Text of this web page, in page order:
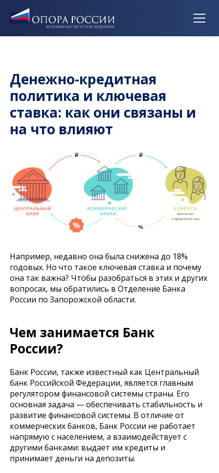
Денежно-кредитная
политика и ключевая
ставка: как они связаны и
на что влияют
Например, недавно она была снижена до 18%
годовых. Но что такое ключевая ставка и почему
она так важна? Чтобы разобраться в этих и других
вопросах, мы обратились в Отделение Банка
России по Запорожской области.
Чем занимается Банк
России?
Банк России, также известный как Центральный
банк Российской Федерации, является главным
регулятором финансовой системы страны. Его
основная задача — обеспечивать стабильность и
развитие финансовой системы. В отличие от
коммерческих банков, Банк России не работает
напрямую с населением, а взаимодействует с
другими банками: выдает им кредиты и
принимает деньги на депозиты.